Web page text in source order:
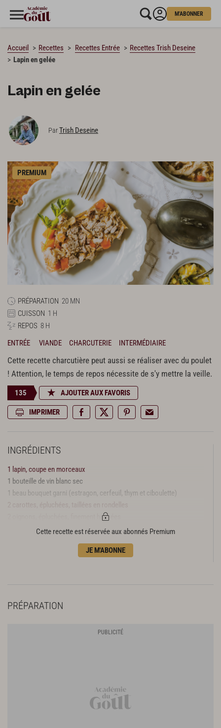
M'ABONNER
Accueil Recettes Recettes Entrée
Recettes Trish Deseine
Lapin en gelée
Lapin en gelée
ParTrish Deseine
PREMIUM
PRÉPARATION 20 MN
CUISSON 1 H
REPOS 8 H
ENTRÉE
VIANDE CHARCUTERIE INTERMÉDIAIRE
Cette recette charcutière peut aussi se réaliser avec du poulet
! Attention, le temps de repos nécessite de s'y mettre la veille.
135 AJOUTER AUX FAVORIS
IMPRIMER
INGRÉDIENTS
1 lapin, coupe en morceaux
1 bouteille de vin blanc sec
1 beau bouquet garni (estragon, cerfeuil, thym et ciboulette)
2 carottes, épluchées, taillées en rondelles
2 oignons, épluchées, finement hachées
1 gousse d’ail, épluchée, écrasée
Cette recette est réservée aux abonnés Premium
JE M'ABONNE
PRÉPARATION
CHARGEMENT…